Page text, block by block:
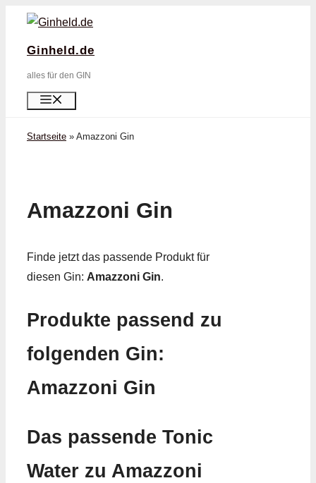
Zum
springen
Ginheld.de
alles für den GIN
Startseite » Amazzoni Gin
Amazzoni Gin
Finde jetzt das passende Produkt für
diesen Gin: Amazzoni Gin.
Produkte passend zu
folgenden Gin:
Amazzoni Gin
Das passende Tonic
Water zu Amazzoni